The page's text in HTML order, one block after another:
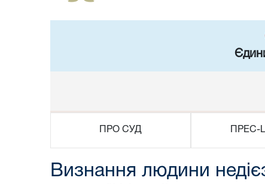
ПРО СУД ПРЕС-
Визнання людини